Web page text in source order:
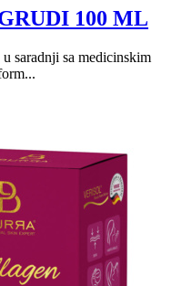
100 ML
saradnji sa medicinskim